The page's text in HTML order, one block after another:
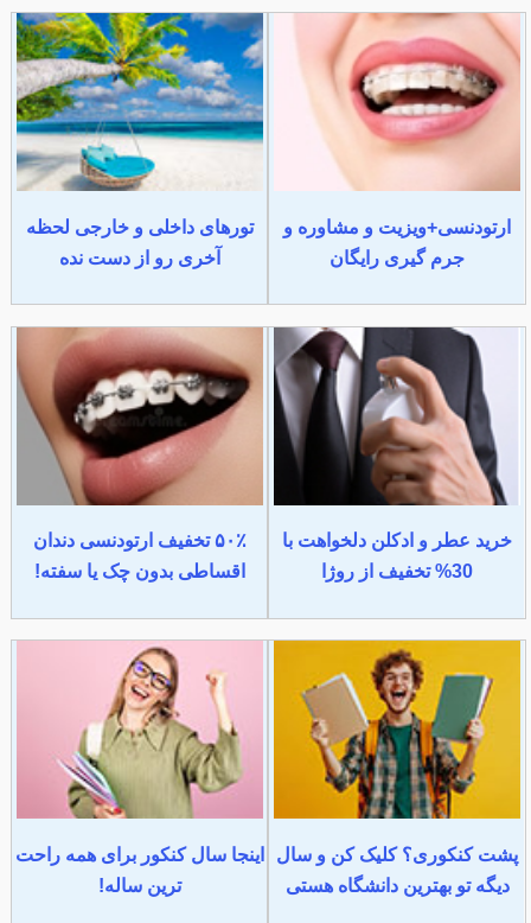
ارتودنسی+ویزیت و مشاوره و
جرم گیری رایگان
تورهای داخلی و خارجی لحظه
آخری رو از دست نده
خرید عطر و ادکلن دلخواهت با
30% تخفیف از روژا
۵۰٪ تخفیف ارتودنسی دندان
اقساطی بدون چک یا سفته!
پشت کنکوری؟ کلیک کن و سال
دیگه تو بهترین دانشگاه هستی
اینجا سال کنکور برای همه راحت
ترین ساله!